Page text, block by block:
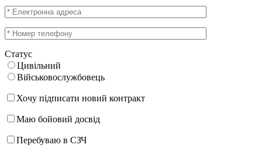
Статус
Цивільний
Військовослужбовець
Хочу підписати новий контракт
Маю бойовий досвід
Перебуваю в СЗЧ